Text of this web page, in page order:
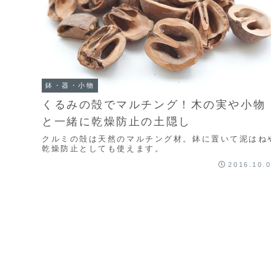
鉢・器・小物
くるみの殻でマルチング！木の実や小物
と一緒に乾燥防止の土隠し
クルミの殻は天然のマルチング材。鉢に置いて泥はね
乾燥防止としても使えます。